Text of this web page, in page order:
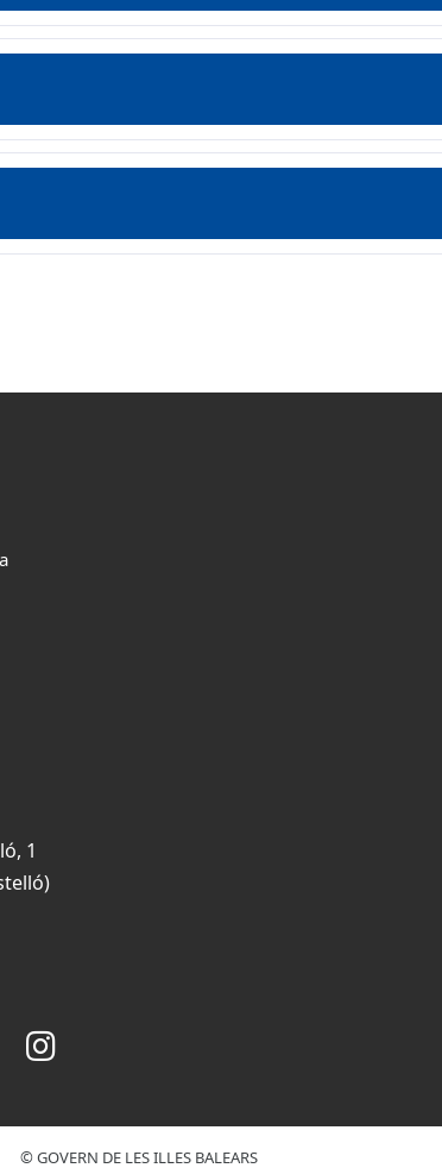
1
© GOVERN DE LES ILLES BALEARS